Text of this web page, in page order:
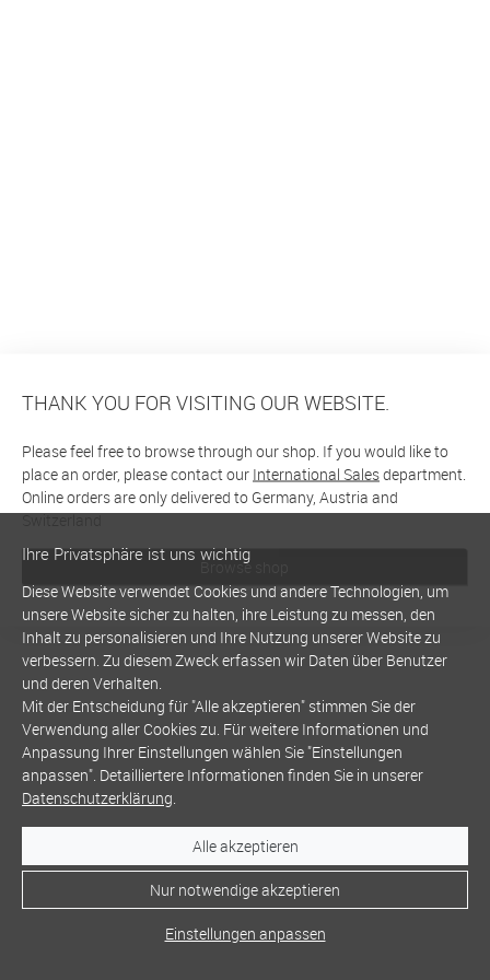
THANK YOU FOR VISITING OUR WEBSITE.
Please feel free to browse through our shop. If you would like to
place an order, please contact our International Salesdepartment.
Online orders are only delivered to Germany, Austria and
Switzerland
Browse shop
Ihre Privatsphäre ist uns wichtig
Diese Website verwendet Cookies und andere Technologien, um
unsere Website sicher zu halten, ihre Leistung zu messen, den
Inhalt zu personalisieren und Ihre Nutzung unserer Website zu
verbessern. Zu diesem Zweck erfassen wir Daten über Benutzer
und deren Verhalten.
Mit der Entscheidung für "Alle akzeptieren" stimmen Sie der
Verwendung aller Cookies zu. Für weitere Informationen und
Anpassung Ihrer Einstellungen wählen Sie "Einstellungen
anpassen". Detailliertere Informationen finden Sie in unserer
Datenschutzerklärung.
Alle akzeptieren
Nur notwendige akzeptieren
Einstellungen anpassen